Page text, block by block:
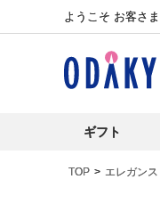
ようこそ お客さま
ギフト
TOP エレガンス